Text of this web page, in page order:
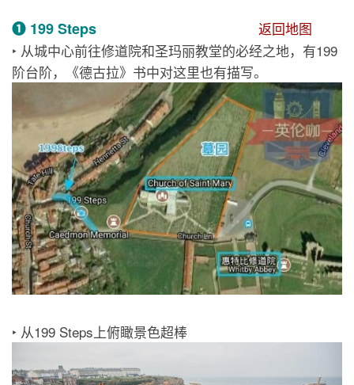
❶ 199 Steps
返回地图
‣ 从城中心前往修道院和圣玛丽教堂的必经之地，有199
阶台阶，《德古拉》书中对这里也有描写。
‣ 从199 Steps上俯瞰景色超棒